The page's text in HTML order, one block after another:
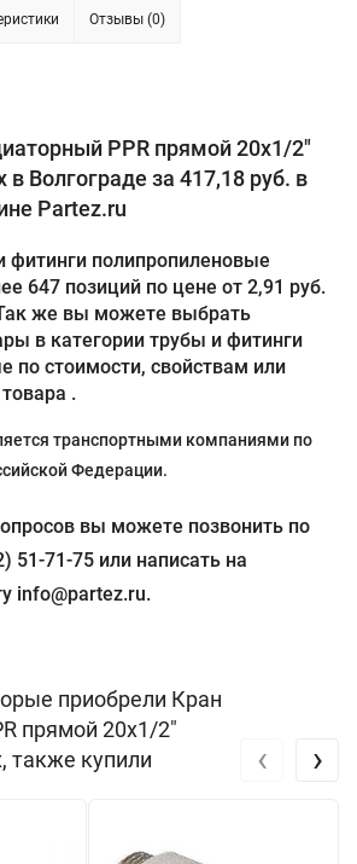
Отзывы (0)
PPR прямой 20х1/2"
Волгограде за 417,18 руб. в
Partez.ru
фитинги полипропиленовые
647 позиций по цене от 2,91 руб.
же вы можете выбрать
в категории трубы и фитинги
по стоимости, свойствам или
.
транспортными компаниями по
Федерации.
вы можете позвонить по
51-71-75 или написать на
info@partez.ru.
приобрели Кран
прямой 20х1/2"
также купили
‹ ›